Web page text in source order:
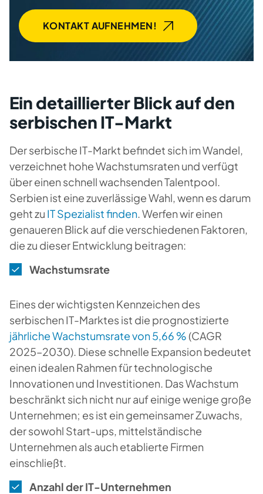
KONTAKT AUFNEHMEN!
Ein detaillierter Blick auf den
serbischen IT-Markt
Der serbische IT-Markt befindet sich im Wandel,
verzeichnet hohe Wachstumsraten und verfügt
über einen schnell wachsenden Talentpool.
Serbien ist eine zuverlässige Wahl, wenn es darum
geht zu IT Spezialist finden. Werfen wir einen
genaueren Blick auf die verschiedenen Faktoren,
die zu dieser Entwicklung beitragen:
Wachstumsrate
Eines der wichtigsten Kennzeichen des
serbischen IT-Marktes ist die prognostizierte
jährliche Wachstumsrate von 5,66 % (CAGR
2025–2030). Diese schnelle Expansion bedeutet
einen idealen Rahmen für technologische
Innovationen und Investitionen. Das Wachstum
beschränkt sich nicht nur auf einige wenige große
Unternehmen; es ist ein gemeinsamer Zuwachs,
der sowohl Start-ups, mittelständische
Unternehmen als auch etablierte Firmen
einschließt.
Anzahl der IT-Unternehmen